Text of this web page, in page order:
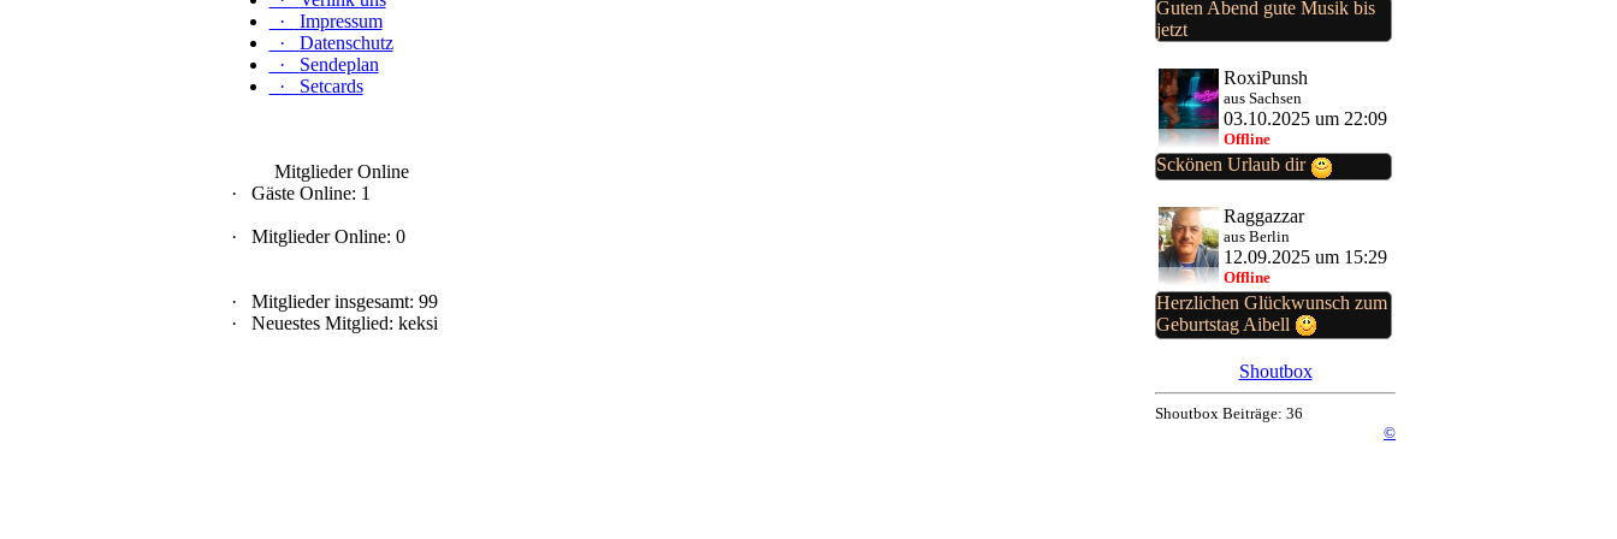
·
Impressum
·
Datenschutz
·
Sendeplan
·
Setcards
Mitglieder Online
·
Gäste Online: 1
· Mitglieder Online: 0
·
Mitglieder insgesamt: 99
·
Neuestes Mitglied: keksi
Guten Abend gute Musik bis
jetzt
RoxiPunsh
aus Sachsen
03.10.2025 um 22:09
Offline
Sckönen Urlaub dir
Raggazzar
aus Berlin
12.09.2025 um 15:29
Offline
Herzlichen Glückwunsch zum
Geburtstag Aibell
Shoutbox
Shoutbox Beiträge: 36
©